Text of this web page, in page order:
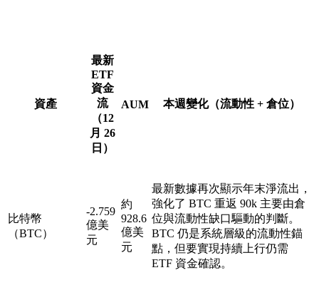
資產
最新
ETF
資金
流
（12
月 26
日）
AUM 本週變化（流動性 + 倉位）
比特幣
（BTC）
-2.759
億美
元
約
928.6
億美
元
最新數據再次顯示年末淨流出，
強化了 BTC 重返 90k 主要由倉
位與流動性缺口驅動的判斷。
BTC 仍是系統層級的流動性錨
點，但要實現持續上行仍需
ETF 資金確認。